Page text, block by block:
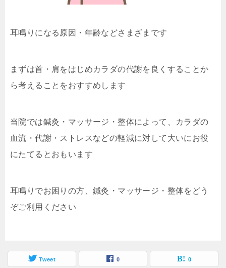
耳鳴りになる原因・年齢などさまざまです
まずは首・肩をはじめカラダの代謝を良くすることか
ら考えることをおすすめします
当院では鍼灸・マッサージ・整体によって、カラダの
血流・代謝・ストレスなどの軽減に対して大いにお役
にたてるとおもいます
耳鳴りでお困りの方、鍼灸・マッサージ・整体をどう
ぞご利用ください
Tweet 0 0